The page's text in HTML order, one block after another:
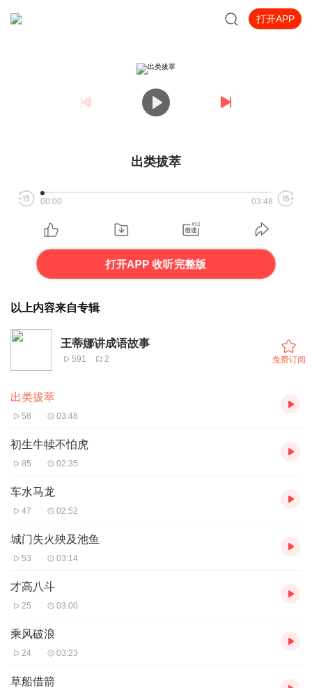
打开APP
出类拔萃
00:00 03:48
打开APP 收听完整版
以上内容来自专辑
王蒂娜讲成语故事
591 2 免费订阅
出类拔萃
58 03:48
初生牛犊不怕虎
85 02:35
车水马龙
47 02:52
城门失火殃及池鱼
53 03:14
才高八斗
25 03:00
乘风破浪
24 03:23
草船借箭